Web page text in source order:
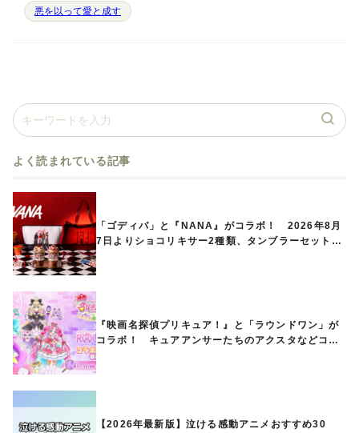
悪を以って愛と成す
よく読まれている記事
「ゴディバ」と『NANA』がコラボ！ 2026年8月
7日よりショコリキサー2種類、タンブラーセットな
『映画名探偵プリキュア！』と「ラウンドワン」が
コラボ！ キュアアンサーたちのアクスタなどコラ
【2026年最新版】泣ける感動アニメおすすめ30